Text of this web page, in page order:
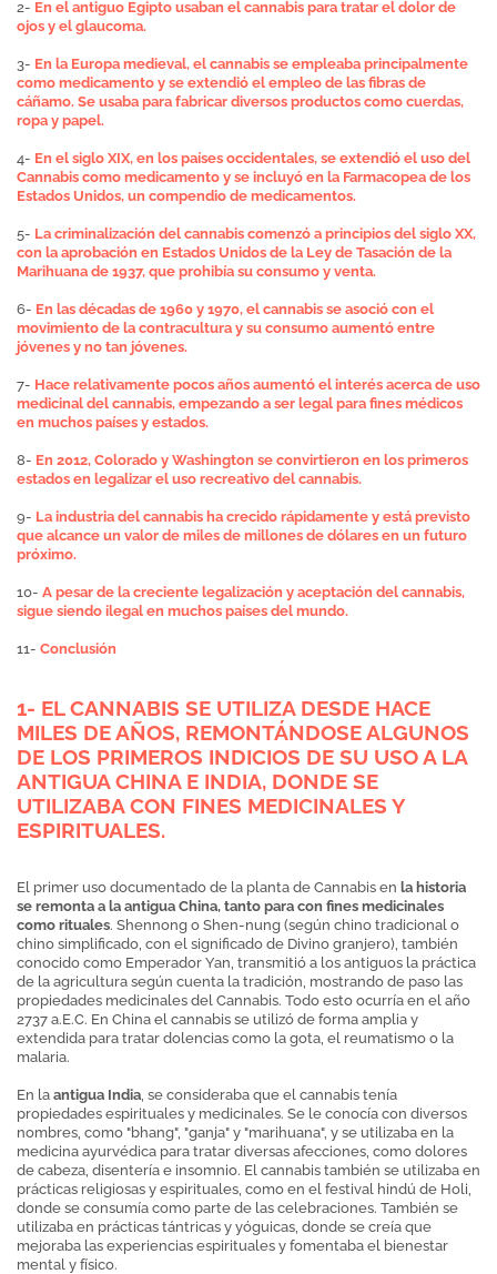
2- En el antiguo Egipto usaban el cannabis para tratar el dolor de
ojos y el glaucoma.
3- En la Europa medieval, el cannabis se empleaba principalmente
como medicamento y se extendió el empleo de las fibras de
cáñamo. Se usaba para fabricar diversos productos como cuerdas,
ropa y papel.
4- En el siglo XIX, en los países occidentales, se extendió el uso del
Cannabis como medicamento y se incluyó en la Farmacopea de los
Estados Unidos, un compendio de medicamentos.
5- La criminalización del cannabis comenzó a principios del siglo XX,
con la aprobación en Estados Unidos de la Ley de Tasación de la
Marihuana de 1937, que prohibía su consumo y venta.
6- En las décadas de 1960 y 1970, el cannabis se asoció con el
movimiento de la contracultura y su consumo aumentó entre
jóvenes y no tan jóvenes.
7- Hace relativamente pocos años aumentó el interés acerca de uso
medicinal del cannabis, empezando a ser legal para fines médicos
en muchos países y estados.
8- En 2012, Colorado y Washington se convirtieron en los primeros
estados en legalizar el uso recreativo del cannabis.
9- La industria del cannabis ha crecido rápidamente y está previsto
que alcance un valor de miles de millones de dólares en un futuro
próximo.
10- A pesar de la creciente legalización y aceptación del cannabis,
sigue siendo ilegal en muchos países del mundo.
11- Conclusión
1- EL CANNABIS SE UTILIZA DESDE HACE
MILES DE AÑOS, REMONTÁNDOSE ALGUNOS
DE LOS PRIMEROS INDICIOS DE SU USO A LA
ANTIGUA CHINA E INDIA, DONDE SE
UTILIZABA CON FINES MEDICINALES Y
ESPIRITUALES.
El primer uso documentado de la planta de Cannabis en la historia
se remonta a la antigua China, tanto para con fines medicinales
como rituales. Shennong o Shen-nung (según chino tradicional o
chino simplificado, con el significado de Divino granjero), también
conocido como Emperador Yan, transmitió a los antiguos la práctica
de la agricultura según cuenta la tradición, mostrando de paso las
propiedades medicinales del Cannabis. Todo esto ocurría en el año
2737 a.E.C. En China el cannabis se utilizó de forma amplia y
extendida para tratar dolencias como la gota, el reumatismo o la
malaria.
En la antigua India , se consideraba que el cannabis tenía
propiedades espirituales y medicinales. Se le conocía con diversos
nombres, como "bhang", "ganja" y "marihuana", y se utilizaba en la
medicina ayurvédica para tratar diversas afecciones, como dolores
de cabeza, disentería e insomnio. El cannabis también se utilizaba en
prácticas religiosas y espirituales, como en el festival hindú de Holi,
donde se consumía como parte de las celebraciones. También se
utilizaba en prácticas tántricas y yóguicas, donde se creía que
mejoraba las experiencias espirituales y fomentaba el bienestar
mental y físico.